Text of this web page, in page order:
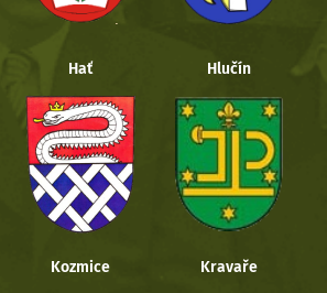
Hať Hlučín
Kozmice Kravaře